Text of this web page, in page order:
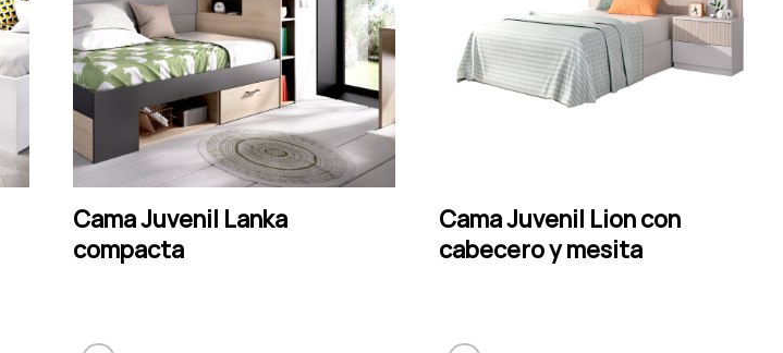
Cama Juvenil Lanka
compacta
LEER MÁS
Cama Juvenil Lion con
cabecero y mesita
LEER MÁS